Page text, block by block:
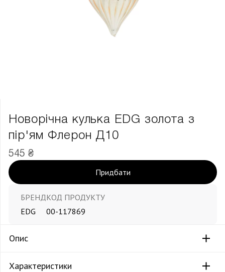
Новорічна кулька EDG золота з
пір'ям Флерон Д10
545 ₴
Придбати
БРЕНД
EDG
КОД ПРОДУКТУ
00-117869
Опис
Характеристики